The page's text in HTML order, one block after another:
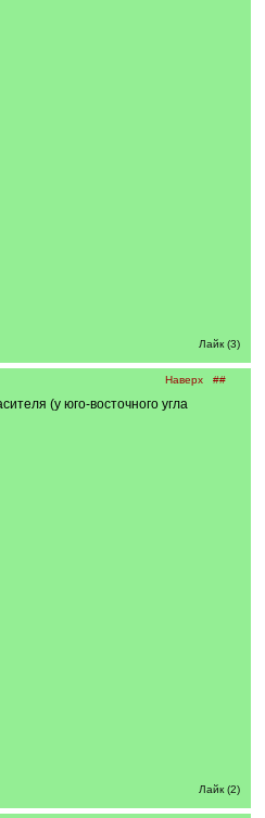
Лайк (3)
Наверх ##
(у юго-восточного угла
Лайк (2)